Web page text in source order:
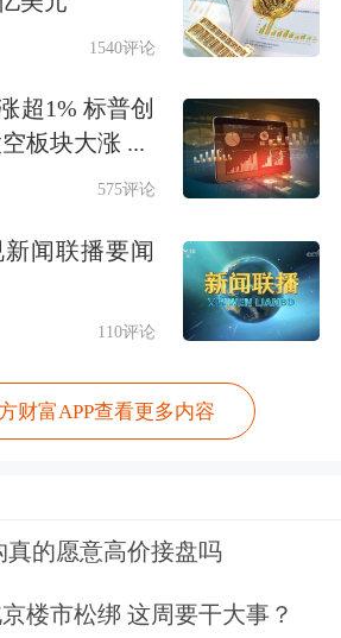
振消费摆在更加突出的
大国内需求"转变为"全
求",先后出台《提振消
》《关于支持国际消...
文基于AI生产，仅供参
投资建议，据此操作风
富 发布此内容旨在传播
平台立场无关。东方财
数据的完全准确，如有
监会指定上市公司信息
1540评论
超1% 标普创
板块大涨 ...
575评论
闻联播要闻
110评论
财富APP查看更多内容
真的愿意高价接盘吗
楼市松绑 这周要干大事？